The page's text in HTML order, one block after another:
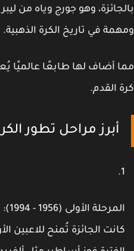
وهو جورج وياه من
في تاريخ الكرة الذهبية.
أضاف لها طابعًا عالميًا
القدم.
أبرز مراحل تطور الكرة
الأولى (1956 - 1994):
الجائزة تُمنح للاعبين